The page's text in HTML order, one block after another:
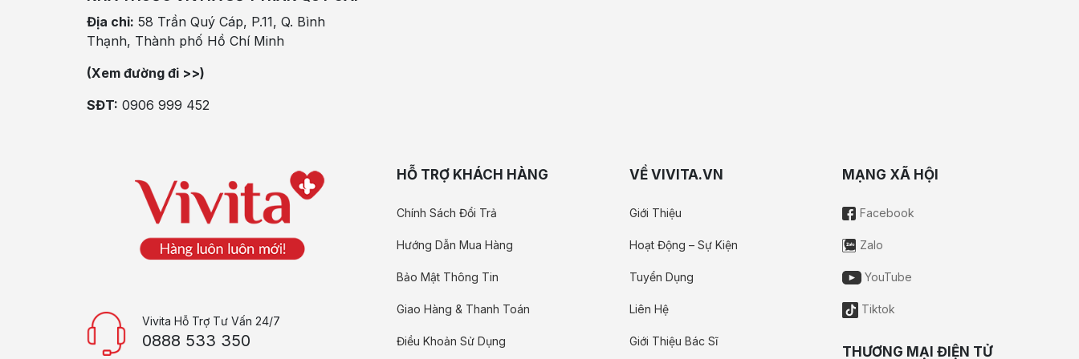
Địa chỉ: 58 Trần Quý Cáp, P.11, Q. Bình
Thạnh, Thành phố Hồ Chí Minh
(Xem đường đi >>)
SĐT: 0906 999 452
Vivita Hỗ Trợ Tư Vấn 24/7
0888 533 350
HỖ TRỢ KHÁCH HÀNG
Chính Sách Đổi Trả
Hướng Dẫn Mua Hàng
Bảo Mật Thông Tin
Giao Hàng & Thanh Toán
Điều Khoản Sử Dụng
VỀ VIVITA.VN
Giới Thiệu
Hoạt Động – Sự Kiện
Tuyển Dụng
Liên Hệ
Giới Thiệu Bác Sĩ
MẠNG XÃ HỘI
Facebook
Zalo
YouTube
Tiktok
THƯƠNG MẠI ĐIỆN TỬ